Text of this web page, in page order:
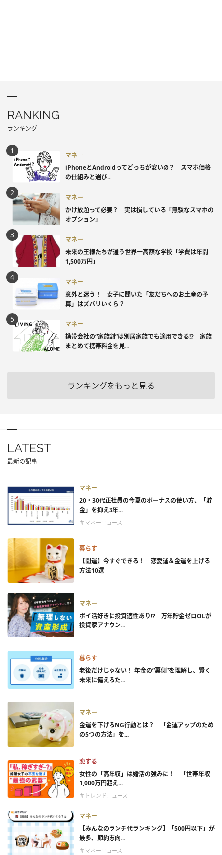
RANKING
ランキング
マネー
iPhoneとAndroidってどっちが安いの？ スマホ価格
の仕組みと選び...
マネー
かけ放題って必要？ 実は損している「無駄なスマホの
オプション」
マネー
未来の王様たちが通う世界一高額な学校「学費は年間
1,500万円」
マネー
意外と迷う！ 女子に聞いた「友だちへのお土産の予
算」はズバリいくら？
マネー
携帯会社の“家族割”は別居家族でも適用できる!? 家族
まとめて携帯料金を見...
ランキングをもっと見る
LATEST
最新の記事
マネー
20・30代正社員の今夏のボーナスの使い方、「貯
金」を抑え3年...
＃マネーニュース
暮らす
【開運】今すぐできる！ 恋愛運＆金運を上げる
方法10選
マネー
ポイ活好きに投資適性あり!? 万年貯金ゼロOLが
投資家アナウン...
暮らす
老後だけじゃない！ 年金の”裏側”を理解し、賢く
未来に備えるた...
マネー
金運を下げるNG行動とは？ 「金運アップのため
の5つの方法」を...
恋する
女性の「高年収」は婚活の強みに！ 「世帯年収
1,000万円超え...
＃トレンドニュース
マネー
【みんなのランチ代ランキング】「500円以下」が
最多、節約志向...
＃マネーニュース